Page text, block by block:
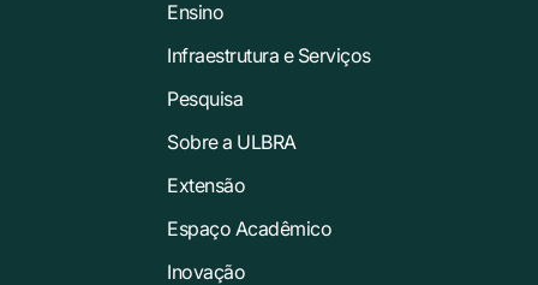
Ensino
Infraestrutura e Serviços
Pesquisa
Sobre a ULBRA
Extensão
Espaço Acadêmico
Inovação